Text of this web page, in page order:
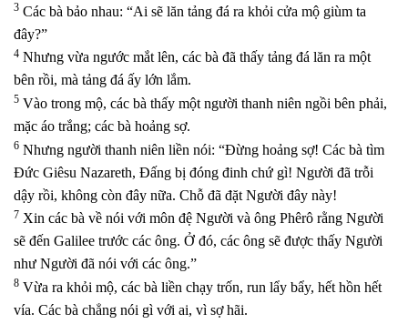
3 Các bà bảo nhau: “Ai sẽ lăn tảng đá ra khỏi cửa mộ giùm ta
đây?”
4 Nhưng vừa ngước mắt lên, các bà đã thấy tảng đá lăn ra một
bên rồi, mà tảng đá ấy lớn lắm.
5 Vào trong mộ, các bà thấy một người thanh niên ngồi bên phải,
mặc áo trắng; các bà hoảng sợ.
6 Nhưng người thanh niên liền nói: “Đừng hoảng sợ! Các bà tìm
Đức Giêsu Nazareth, Đấng bị đóng đinh chứ gì! Người đã trỗi
dậy rồi, không còn đây nữa. Chỗ đã đặt Người đây này!
7 Xin các bà về nói với môn đệ Người và ông Phêrô rằng Người
sẽ đến Galilee trước các ông. Ở đó, các ông sẽ được thấy Người
như Người đã nói với các ông.”
8 Vừa ra khỏi mộ, các bà liền chạy trốn, run lẩy bẩy, hết hồn hết
vía. Các bà chẳng nói gì với ai, vì sợ hãi.